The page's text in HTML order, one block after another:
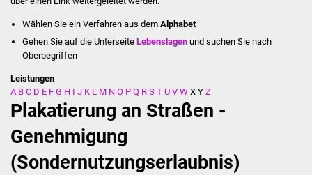
Summerrockfestival
Stadtverwaltung
Behördenwegweiser
Wählen Sie ein Verfahren aus dem Alphabet
Gehen Sie auf die UnterseiteLebenslagen und suchen Sie nach
Oberbegriffen
Leistungen
A B C D E F G H I J K L M N O P Q R S T U V W X Y Z
Plakatierung an Straßen -
Genehmigung
(Sondernutzungserlaubnis)